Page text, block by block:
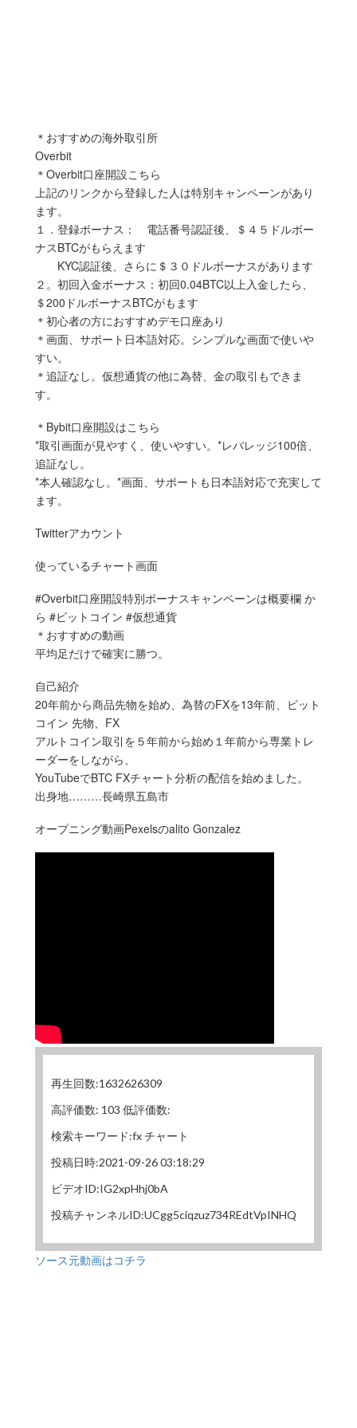
＊おすすめの海外取引所
Overbit
＊Overbit口座開設こちら
上記のリンクから登録した人は特別キャンペーンがあり
ます。
１．登録ボーナス： 電話番号認証後、＄４５ドルボー
ナスBTCがもらえます
KYC認証後、さらに＄３０ドルボーナスがあります
２。初回入金ボーナス：初回0.04BTC以上入金したら、
＄200ドルボーナスBTCがもます
＊初心者の方におすすめデモ口座あり
＊画面、サポート日本語対応。シンプルな画面で使いや
すい。
＊追証なし。仮想通貨の他に為替、金の取引もできま
す。
＊Bybit口座開設はこちら
*取引画面が見やすく、使いやすい。*レバレッジ100倍、
追証なし。
*本人確認なし。*画面、サポートも日本語対応で充実して
ます。
Twitterアカウント
使っているチャート画面
#Overbit口座開設特別ボーナスキャンペーンは概要欄 か
ら #ビットコイン #仮想通貨
＊おすすめの動画
平均足だけで確実に勝つ。
自己紹介
20年前から商品先物を始め、為替のFXを13年前、ビット
コイン 先物、FX
アルトコイン取引を５年前から始め１年前から専業トレ
ーダーをしながら、
YouTubeでBTC FXチャート分析の配信を始めました。
出身地………長崎県五島市
オープニング動画Pexelsのalito Gonzalez
再生回数:1632626309
高評価数: 103 低評価数:
検索キーワード:fx チャート
投稿日時:2021-09-26 03:18:29
ビデオID:IG2xpHhj0bA
投稿チャンネルID:UCgg5ciqzuz734REdtVpINHQ
ソース元動画はコチラ